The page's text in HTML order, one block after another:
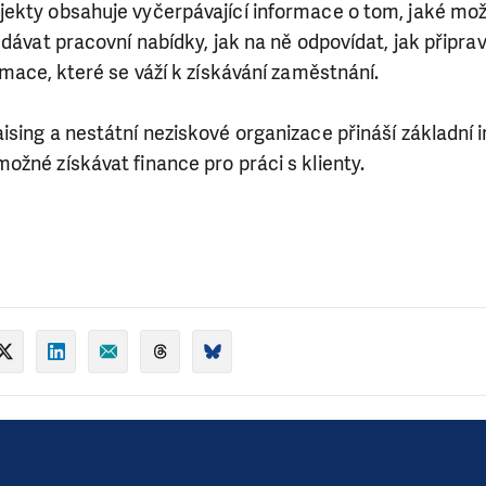
obsahuje vyčerpávající informace o tom, jaké
pracovní nabídky, jak na ně odpovídat, jak
které se váží k získávání zaměstnání.
a nestátní neziskové organizace přináší základní
získávat finance pro práci s klienty.